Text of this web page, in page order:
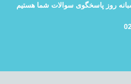
، 24 ساعت شبانه روز پاسخگوی سوالات شما هستیم